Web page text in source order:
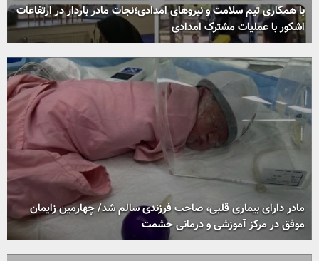
با همکاری تیم سلامت و نیروهای امدادی؛نجات مادر باردار در ارتفاعات
اشکور با عملیات مشترک امدادی
مادر دارای بیماری قلبی، صاحب فرزندی سالم شد/ چهارمین زایمان
موفق در مرکز آموزشی و درمانی حشمت